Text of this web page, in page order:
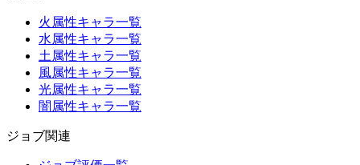
火属性キャラ一覧
水属性キャラ一覧
土属性キャラ一覧
風属性キャラ一覧
光属性キャラ一覧
闇属性キャラ一覧
ジョブ関連